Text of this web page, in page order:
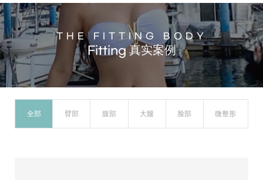
THE FITTING BODY
Fitting 真实案例
全部 臂部 腹部 大腿 脸部 微整形